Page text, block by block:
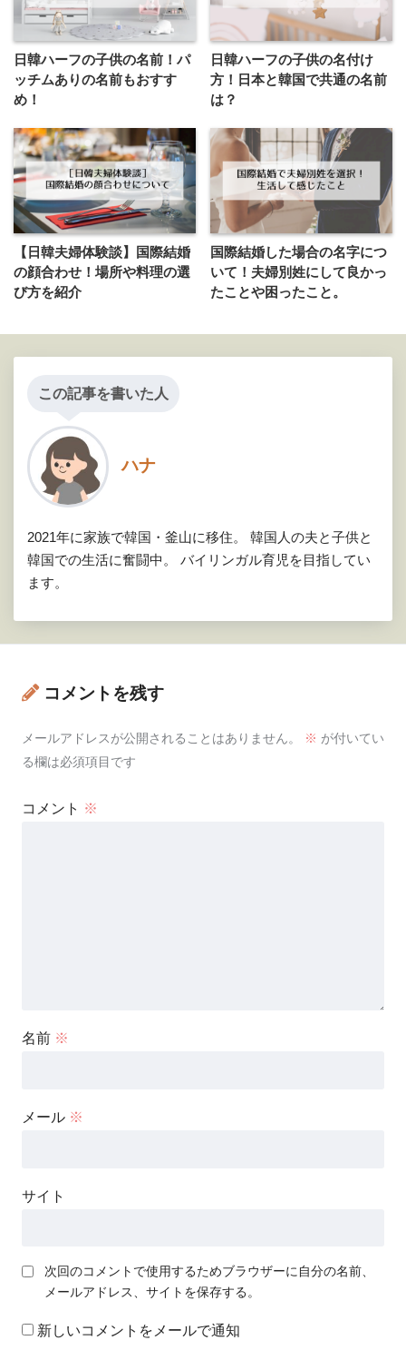
日韓ハーフの子供の名前！パ
ッチムありの名前もおすす
め！
日韓ハーフの子供の名付け
方！日本と韓国で共通の名前
は？
【日韓夫婦体験談】国際結婚
の顔合わせ！場所や料理の選
び方を紹介
国際結婚した場合の名字につ
いて！夫婦別姓にして良かっ
たことや困ったこと。
この記事を書いた人
ハナ
2021年に家族で韓国・釜山に移住。 韓国人の夫と子供と
韓国での生活に奮闘中。 バイリンガル育児を目指してい
ます。
コメントを残す
メールアドレスが公開されることはありません。 ※ が付いてい
る欄は必須項目です
コメント ※
名前 ※
メール ※
サイト
次回のコメントで使用するためブラウザーに自分の名前、
メールアドレス、サイトを保存する。
新しいコメントをメールで通知